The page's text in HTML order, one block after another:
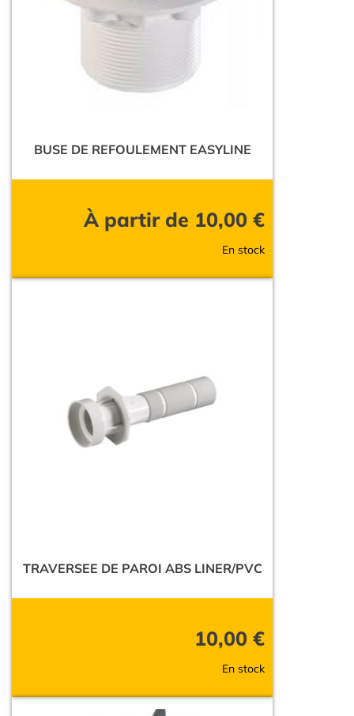
BUSE DE REFOULEMENT EASYLINE
À partir de 10,00 €
En stock
TRAVERSEE DE PAROI ABS LINER/PVC
10,00 €
En stock